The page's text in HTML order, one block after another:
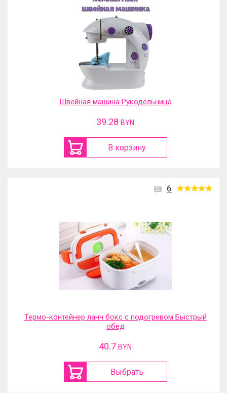
Швейная машина Рукодельница
39.28 BYN
В корзину
6
Термо-контейнер ланч бокс с подогревом Быстрый
обед
40.7 BYN
Выбрать